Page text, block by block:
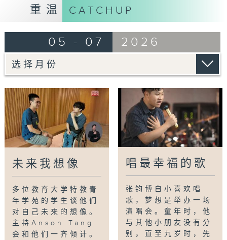
重温 CATCHUP
05 - 07 2026
未来我想像
多位教育大学特教青
年学苑的学生谈他们
对自己未来的想像。
主持Anson Tang
会和他们一齐倾计。
唱最幸福的歌
张钧博自小喜欢唱
歌，梦想是举办一场
演唱会。童年时，他
与其他小朋友没有分
别，直至九岁时，先